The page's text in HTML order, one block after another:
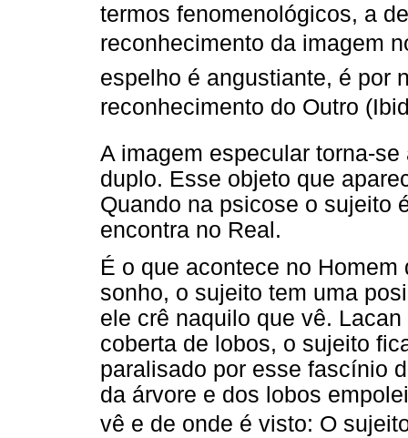
termos fenomenológicos, a
reconhecimento da imagem
espelho é angustiante, é por
reconhecimento do Outro
A imagem especular torna-
duplo. Esse objeto que
Quando na psicose o sujeito
encontra no Real.
É o que acontece no
sonho, o sujeito tem uma
ele crê naquilo que vê.
coberta de lobos, o sujeito
paralisado por esse fascínio
da árvore e dos lobos
vê e de onde é visto: O